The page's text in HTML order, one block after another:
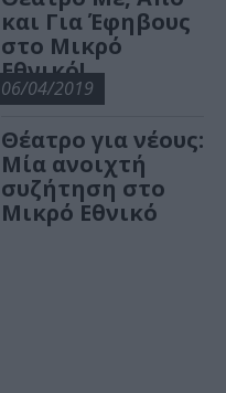
και Για Έφηβους
στο Μικρό
Εθνικό!
06/04/2019
Θέατρο για νέους:
Μία ανοιχτή
συζήτηση στο
Μικρό Εθνικό